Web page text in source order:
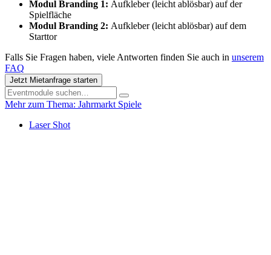
Modul Branding 1: Aufkleber (leicht ablösbar) auf der
Spielfläche
Modul Branding 2: Aufkleber (leicht ablösbar) auf dem
Starttor
Falls Sie Fragen haben, viele Antworten finden Sie auch in unserem
FAQ
Jetzt Mietanfrage starten
Mehr zum Thema: Jahrmarkt Spiele
Laser Shot